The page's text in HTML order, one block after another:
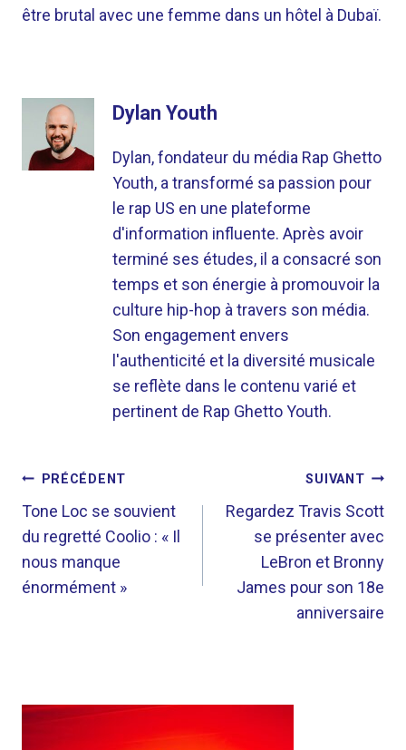
être brutal avec une femme dans un hôtel à Dubaï.
Dylan Youth
Dylan, fondateur du média Rap Ghetto
Youth, a transformé sa passion pour
le rap US en une plateforme
d'information influente. Après avoir
terminé ses études, il a consacré son
temps et son énergie à promouvoir la
culture hip-hop à travers son média.
Son engagement envers
l'authenticité et la diversité musicale
se reflète dans le contenu varié et
pertinent de Rap Ghetto Youth.
NAVIGATION
DE
L’ARTICLE
PRÉCÉDENT
Tone Loc se souvient
du regretté Coolio : « Il
nous manque
énormément »
SUIVANT
Regardez Travis Scott
se présenter avec
LeBron et Bronny
James pour son 18e
anniversaire